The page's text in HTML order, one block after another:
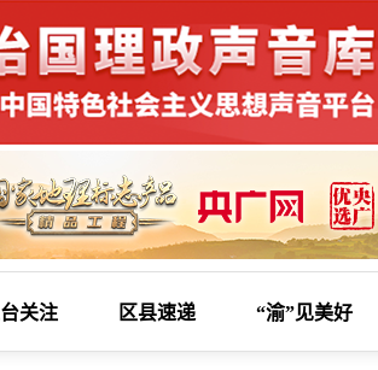
关注 区县速递 “渝”见美好